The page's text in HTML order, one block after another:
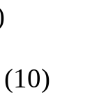
(10)